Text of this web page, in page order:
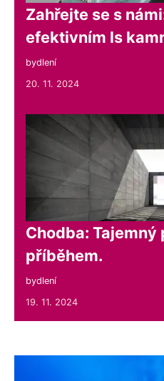
Zahřejte se s
efektivním ls
bydlení
20. 11. 2024
Chodba: Tajemný
příběhem.
bydlení
19. 11. 2024